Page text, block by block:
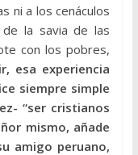
ni a los cenáculos
la savia de las
con los pobres,
esa experiencia
siempre simple
“ser cristianos
mismo, añade
amigo peruano,